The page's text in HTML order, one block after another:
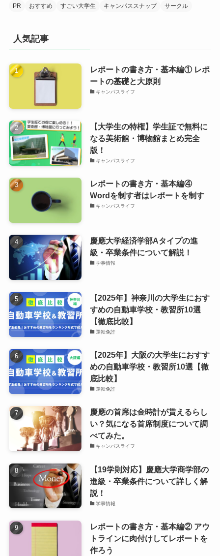
PR おすすめ すごい大学生 キャンパススナップ サークル
人気記事
レポートの書き方・基本編① レポ
ートの基礎と大原則
キャンパスライフ
【大学生の特権】学生証で無料に
なる美術館・博物館まとめ完全
版！
キャンパスライフ
レポートの書き方・基本編④
Wordを制す者はレポートを制す
キャンパスライフ
慶應大学経済学部Aタイプの進
級・卒業条件について解説！
学事情報
【2025年】神奈川の大学生におす
すめの自動車学校・教習所10選
【徹底比較】
運転免許
【2025年】大阪の大学生におすす
めの自動車学校・教習所10選【徹
底比較】
運転免許
慶應の首席は金時計が貰えるらし
い？気になる首席制度について調
べてみた。
キャンパスライフ
【19学則対応】慶應大学商学部の
進級・卒業条件について詳しく解
説！
学事情報
レポートの書き方・基本編② アウ
トラインに肉付けしてレポートを
作ろう